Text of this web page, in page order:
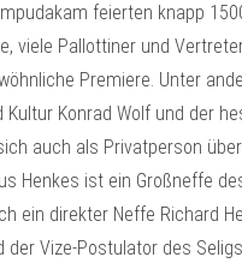
feierten knapp
viele Pallottiner und
Premiere. Unter
Konrad Wolf und der
auch als Privatperson
Henkes ist ein Großneffe
ein direkter Neffe Richard
der Vize-Postulator des